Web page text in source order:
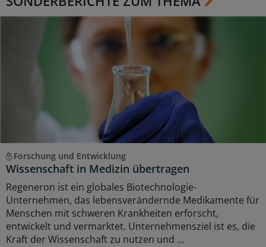
Forschung und Entwicklung
Wissenschaft in Medizin übertragen
Regeneron ist ein globales Biotechnologie-
Unternehmen, das lebensverändernde Medikamente für
Menschen mit schweren Krankheiten erforscht,
entwickelt und vermarktet. Unternehmensziel ist es, die
Kraft der Wissenschaft zu nutzen und ...